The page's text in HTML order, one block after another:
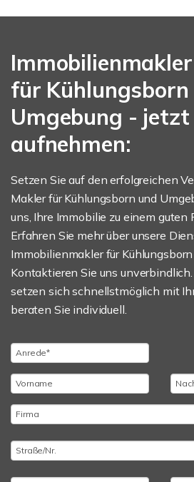
Immobilienmakler
für Kühlungsborn
Umgebung -
aufnehmen:
Setzen Sie auf den erfolgreichen
Makler für Kühlungsborn und
uns, Ihre Immobilie zu einem guten
Erfahren Sie mehr über unsere
Immobilienmakler für Kühlungsborn
Kontaktieren Sie uns
setzen sich schnellstmöglich mit
beraten Sie individuell.